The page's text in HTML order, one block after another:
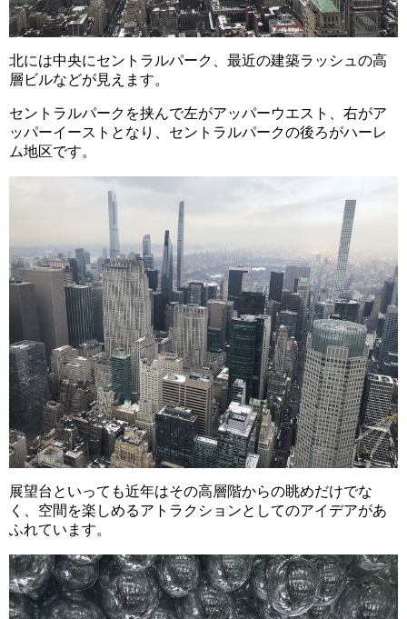
北には中央にセントラルパーク、最近の建築ラッシュの高
層ビルなどが見えます。
セントラルパークを挟んで左がアッパーウエスト、右がア
ッパーイーストとなり、セントラルパークの後ろがハーレ
ム地区です。
展望台といっても近年はその高層階からの眺めだけでな
く、空間を楽しめるアトラクションとしてのアイデアがあ
ふれています。